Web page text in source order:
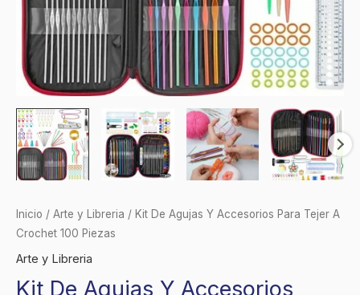
Inicio / Arte y Libreria / Kit De Agujas Y Accesorios Para Tejer A
Crochet 100 Piezas
Arte y Libreria
Kit De Agujas Y Accesorios
cantidad